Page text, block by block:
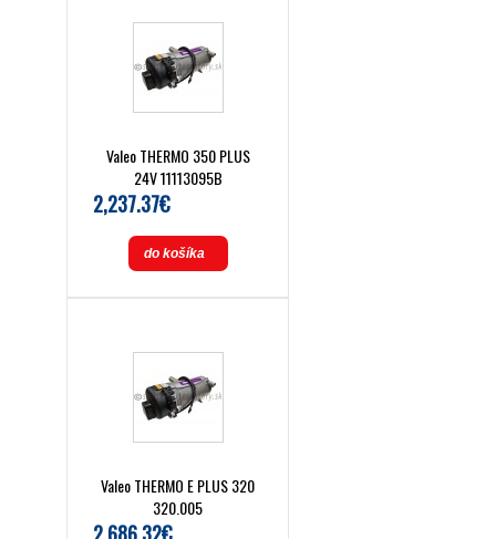
Valeo THERMO 350 PLUS
24V 11113095B
2,237.37€
do košíka
Valeo THERMO E PLUS 320
320.005